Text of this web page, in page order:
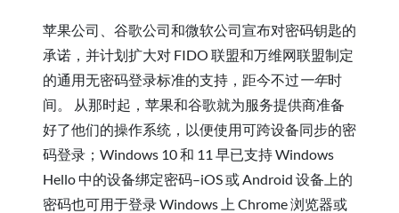
苹果公司、谷歌公司和微软公司宣布对密码钥匙的
承诺，并计划扩大对 FIDO 联盟和万维网联盟制定
的通用无密码登录标准的支持，距今不过一年时
间。 从那时起，苹果和谷歌就为服务提供商准备
好了他们的操作系统，以便使用可跨设备同步的密
码登录；Windows 10 和 11 早已支持 Windows
Hello 中的设备绑定密码–iOS 或 Android 设备上的
密码也可用于登录 Windows 上 Chrome 浏览器或